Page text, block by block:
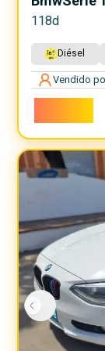
118d
Diésel
Vendido